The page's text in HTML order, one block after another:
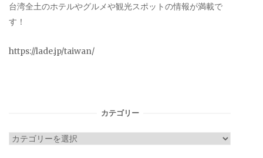
台湾全土のホテルやグルメや観光スポットの情報が満載で
す！
https://lade.jp/taiwan/
カテゴリー
カ